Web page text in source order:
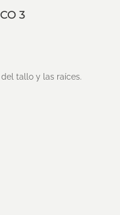
3
tallo y las raíces.